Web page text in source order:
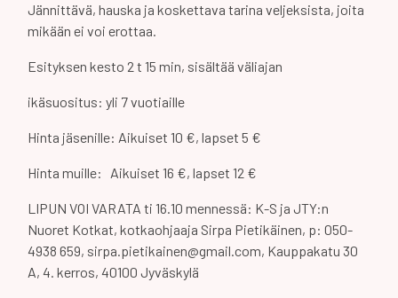
Jännittävä, hauska ja koskettava tarina veljeksista, joita
mikään ei voi erottaa.
Esityksen kesto 2 t 15 min, sisältää väliajan
ikäsuositus: yli 7 vuotiaille
Hinta jäsenille: Aikuiset 10 €, lapset 5 €
Hinta muille: Aikuiset 16 €, lapset 12 €
LIPUN VOI VARATA ti 16.10 mennessä: K-S ja JTY:n
Nuoret Kotkat, kotkaohjaaja Sirpa Pietikäinen, p: 050-
4938 659, sirpa.pietikainen@gmail.com, Kauppakatu 30
A, 4. kerros, 40100 Jyväskylä